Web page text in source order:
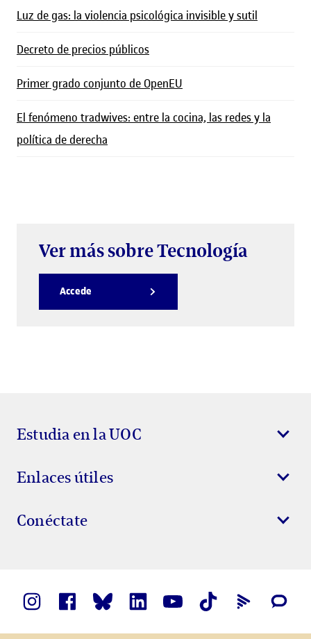
Luz de gas: la violencia psicológica invisible y sutil
Decreto de precios públicos
Primer grado conjunto de OpenEU
El fenómeno tradwives: entre la cocina, las redes y la
política de derecha
Ver más sobre Tecnología
Accede
Estudia en la UOC
Enlaces útiles
Conéctate